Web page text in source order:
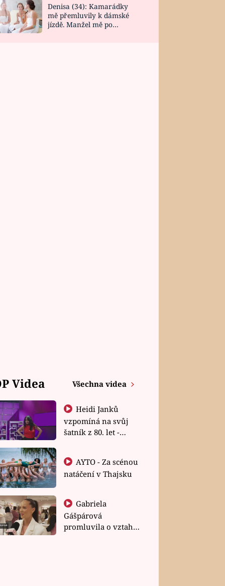
Denisa (34): Kamarádky
mě přemluvily k dámské
jízdě. Manžel mě po
Videa Všechna videa
Heidi Janků
vzpomíná na svůj
šatník z 80. let -
natáčení v Thajsku
Gabriela
Gášpárová
promluvila o vztahu